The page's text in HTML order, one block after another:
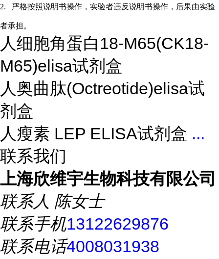
2. 严格按照说明书操作，实验者违反说明书操作，后果由实验
者承担。
人细胞角蛋白18-M65(CK18-
M65)elisa试剂盒
人奥曲肽(Octreotide)elisa试
剂盒
人瘦素 LEP ELISA试剂盒 ...
联系我们
上海欣维宇生物科技有限公司
联系人 陈女士
联系手机13122629876
联系电话4008031938